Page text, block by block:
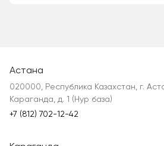
Астана
020000, Республика Казахстан, г.
Караганда, д. 1 (Нур база)
+7 (812) 702-12-42